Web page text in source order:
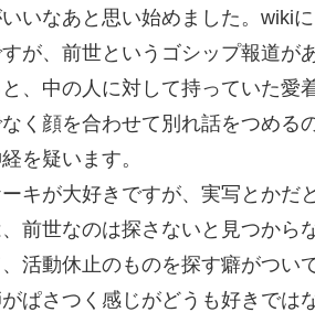
いなあと思い始めました。wiki
が、前世というゴシップ報道が
、中の人に対して持っていた
く顔を合わせて別れ話をつめ
を疑います。
キが大好きですが、実写とかだ
前世なのは探さないと見つか
活動休止のものを探す癖がつ
ぱさつく感じがどうも好きで